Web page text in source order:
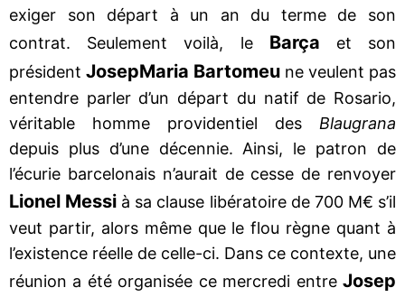
exiger son départ à un an du terme de son
contrat. Seulement voilà, le Barça et son
président JosepMaria Bartomeu ne veulent pas
entendre parler d’un départ du natif de Rosario,
véritable homme providentiel des Blaugrana
depuis plus d’une décennie. Ainsi, le patron de
l’écurie barcelonais n’aurait de cesse de renvoyer
Lionel Messi à sa clause libératoire de 700 M€ s’il
veut partir, alors même que le flou règne quant à
l’existence réelle de celle-ci. Dans ce contexte, une
réunion a été organisée ce mercredi entre Josep